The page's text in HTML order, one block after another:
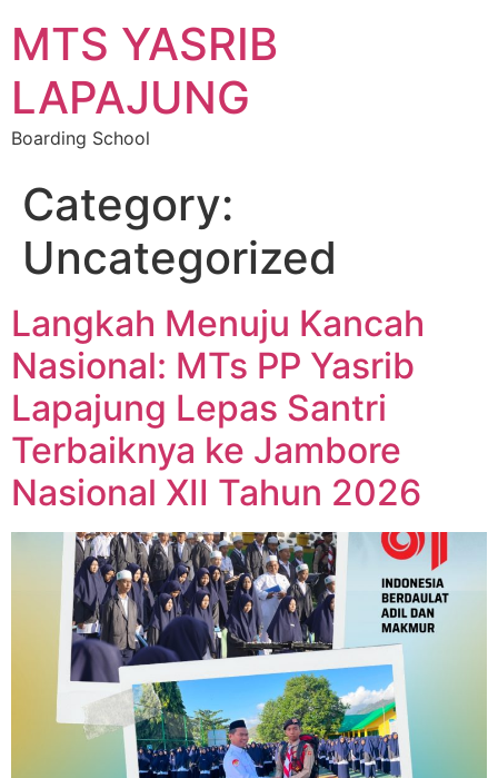
MTS YASRIB
LAPAJUNG
Boarding School
Category:
Uncategorized
Langkah Menuju Kancah
Nasional: MTs PP Yasrib
Lapajung Lepas Santri
Terbaiknya ke Jambore
Nasional XII Tahun 2026